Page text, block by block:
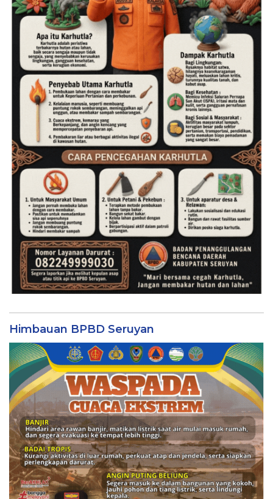
Himbauan BPBD Seruyan